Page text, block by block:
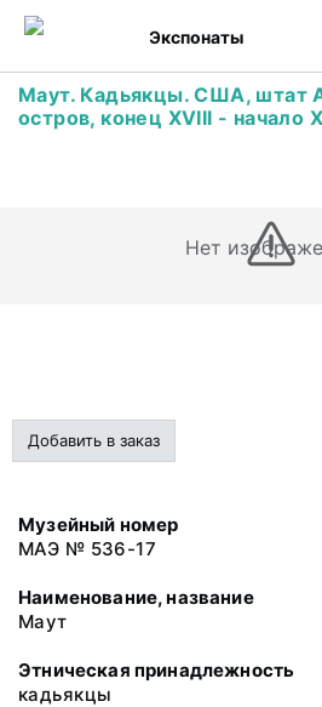
Экспонаты
Маут. Кадьякцы. США, штат
остров, конец XVIII - начало
Нет
Добавить в заказ
Музейный номер
МАЭ № 536-17
Наименование, название
Маут
Этническая принадлежность
кадьякцы